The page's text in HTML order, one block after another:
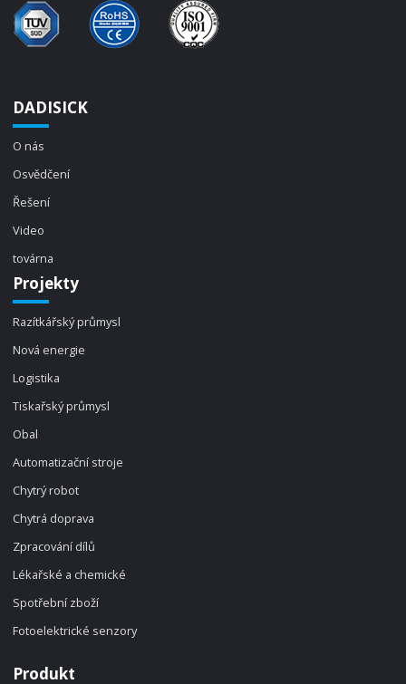
DADISICK
O nás
Osvědčení
Řešení
Video
továrna
Projekty
Razítkářský průmysl
Nová energie
Logistika
Tiskařský průmysl
Obal
Automatizační stroje
Chytrý robot
Chytrá doprava
Zpracování dílů
Lékařské a chemické
Spotřební zboží
Fotoelektrické senzory
Produkt